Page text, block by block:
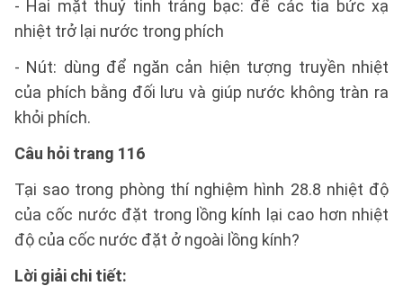
- Hai mặt thuỷ tinh tráng bạc: để các tia bức xạ
nhiệt trở lại nước trong phích
- Nút: dùng để ngăn cản hiện tượng truyền nhiệt
của phích bằng đối lưu và giúp nước không tràn ra
khỏi phích.
Câu hỏi trang 116
Tại sao trong phòng thí nghiệm hình 28.8 nhiệt độ
của cốc nước đặt trong lồng kính lại cao hơn nhiệt
độ của cốc nước đặt ở ngoài lồng kính?
Lời giải chi tiết: